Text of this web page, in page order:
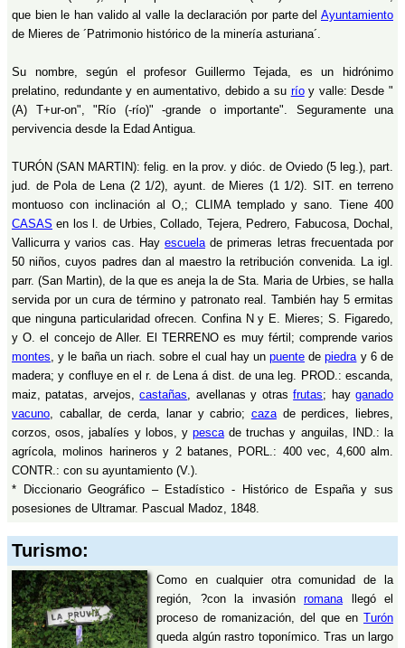
que bien le han valido al valle la declaración por parte del Ayuntamiento
de Mieres de ´Patrimonio histórico de la minería asturiana´.
Su nombre, según el profesor Guillermo Tejada, es un hidrónimo
prelatino, redundante y en aumentativo, debido a su ríoy valle: Desde "
(A) T+ur-on", "Río (-río)" -grande o importante". Seguramente una
pervivencia desde la Edad Antigua.
TURÓN (SAN MARTIN): felig. en la prov. y dióc. de Oviedo (5 leg.), part.
jud. de Pola de Lena (2 1/2), ayunt. de Mieres (1 1/2). SIT. en terreno
montuoso con inclinación al O,; CLIMA templado y sano. Tiene 400
CASAS en los l. de Urbies, Collado, Tejera, Pedrero, Fabucosa, Dochal,
Vallicurra y varios cas. Hay escuelade primeras letras frecuentada por
50 niños, cuyos padres dan al maestro la retribución convenida. La igl.
parr. (San Martin), de la que es aneja la de Sta. Maria de Urbies, se halla
servida por un cura de término y patronato real. También hay 5 ermitas
que ninguna particularidad ofrecen. Confina N y E. Mieres; S. Figaredo,
y O. el concejo de Aller. El TERRENO es muy fértil; comprende varios
montes, y le baña un riach. sobre el cual hay unpuente depiedray 6 de
madera; y confluye en el r. de Lena á dist. de una leg. PROD.: escanda,
maiz, patatas, arvejos,castañas, avellanas y otrasfrutas; hayganado
vacuno, caballar, de cerda, lanar y cabrio; cazade perdices, liebres,
corzos, osos, jabalíes y lobos, y pescade truchas y anguilas, IND.: la
agrícola, molinos harineros y 2 batanes, PORL.: 400 vec, 4,600 alm.
CONTR.: con su ayuntamiento (V.).
* Diccionario Geográfico – Estadístico - Histórico de España y sus
posesiones de Ultramar. Pascual Madoz, 1848.
Turismo:
Como en cualquier otra comunidad de la
región, ?con la invasión romanallegó el
proceso de romanización, del que en Turón
queda algún rastro toponímico. Tras un largo